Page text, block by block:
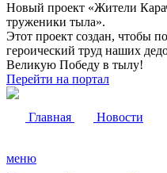
Новый проект «Жители
труженики тыла».
Этот проект создан, чтобы
героический труд наших
Великую Победу в тылу!
Перейти на портал
Главная Новости
меню